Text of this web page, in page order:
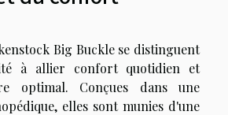
Big Buckle se distinguent
à allier confort quotidien et
optimal. Conçues dans une
elles sont munies d'une